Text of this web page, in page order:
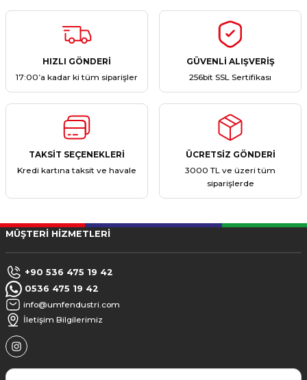
Yorum Yaz
Ürün hakkında henüz soru sorulmamış.
HIZLI GÖNDERİ
17:00’a kadar ki tüm siparişler
GÜVENLİ ALIŞVERİŞ
256bit SSL Sertifikası
TAKSİT SEÇENEKLERİ
Kredi kartına taksit ve havale
ÜCRETSİZ GÖNDERİ
3000 TL ve üzeri tüm
siparişlerde
MÜŞTERİ HİZMETLERİ
+90 536 475 19 42
0536 475 19 42
info@umfendustri.com
İletişim Bilgilerimiz